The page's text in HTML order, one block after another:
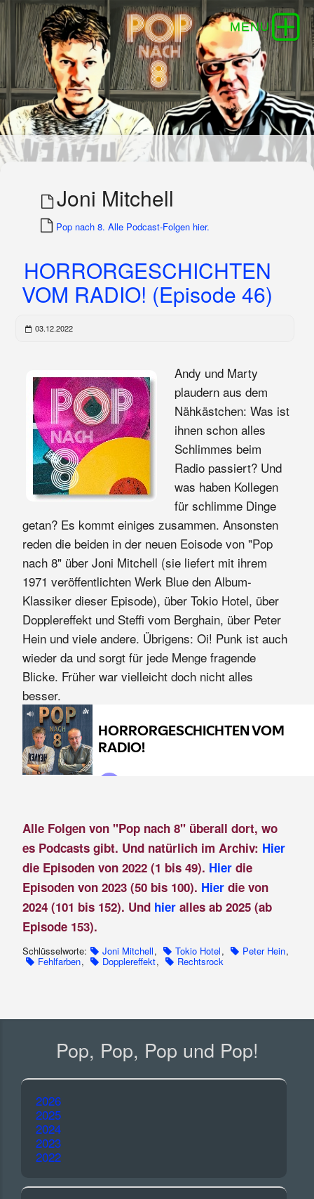
Joni Mitchell
Pop nach 8. Alle Podcast-Folgen hier.
HORRORGESCHICHTEN
VOM RADIO! (Episode 46)
03.12.2022
Andy und Marty
plaudern aus dem
Nähkästchen: Was ist
ihnen schon alles
Schlimmes beim
Radio passiert? Und
was haben Kollegen
für schlimme Dinge
getan? Es kommt einiges zusammen. Ansonsten
reden die beiden in der neuen Eoisode von "Pop
nach 8" über Joni Mitchell (sie liefert mit ihrem
1971 veröffentlichten Werk Blue den Album-
Klassiker dieser Episode), über Tokio Hotel, über
Dopplereffekt und Steffi vom Berghain, über Peter
Hein und viele andere. Übrigens: Oi! Punk ist auch
wieder da und sorgt für jede Menge fragende
Blicke. Früher war vielleicht doch nicht alles
besser.
Alle Folgen von "Pop nach 8" überall dort, wo
es Podcasts gibt. Und natürlich im Archiv: Hier
die Episoden von 2022 (1 bis 49). Hierdie
Episoden von 2023 (50 bis 100). Hier die von
2024 (101 bis 152). Und hier alles ab 2025 (ab
Episode 153).
Schlüsselworte: Joni Mitchell, Tokio Hotel, Peter Hein,
Fehlfarben, Dopplereffekt, Rechtsrock
Pop, Pop, Pop und Pop!
2026
2025
2024
2023
2022